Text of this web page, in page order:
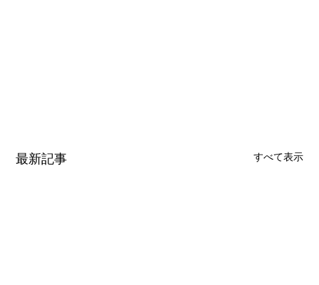
最新記事 すべて表示